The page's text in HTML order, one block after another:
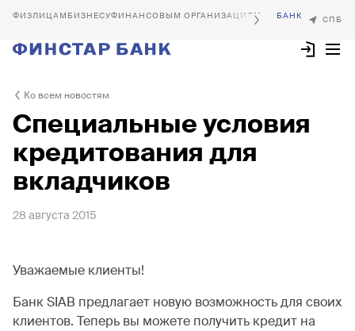
БИЗНЕСУФИНАНСОВЫМ ОРГАНИЗАЦИЯМ
Ко всем новостям
Специальные условия
кредитования для
вкладчиков
28 августа 2015
Уважаемые клиенты!
Банк SIAB предлагает новую возможность для своих
клиентов. Теперь вы можете получить кредит на